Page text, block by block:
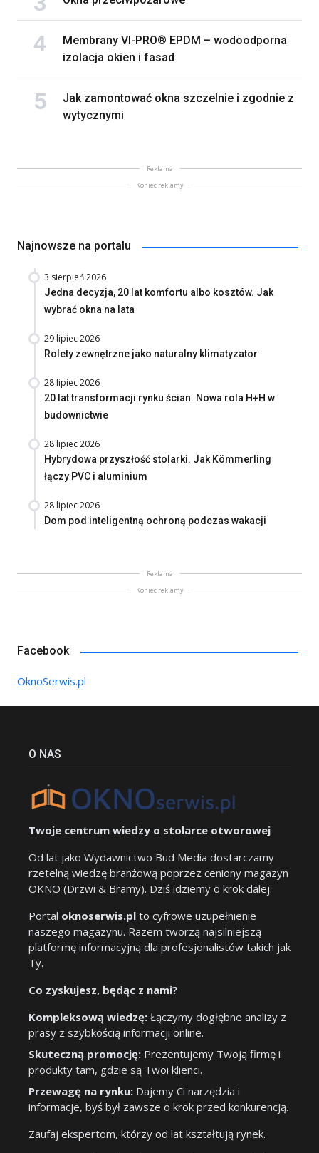
Membrany VI-PRO® EPDM – wodoodporna
izolacja okien i fasad
Jak zamontować okna szczelnie i zgodnie z
wytycznymi
Reklama
Koniec reklamy
Najnowsze na portalu
3 sierpień 2026
Jedna decyzja, 20 lat komfortu albo kosztów. Jak
wybrać okna na lata
29 lipiec 2026
Rolety zewnętrzne jako naturalny klimatyzator
28 lipiec 2026
20 lat transformacji rynku ścian. Nowa rola H+H w
budownictwie
28 lipiec 2026
Hybrydowa przyszłość stolarki. Jak Kömmerling
łączy PVC i aluminium
28 lipiec 2026
Dom pod inteligentną ochroną podczas wakacji
Reklama
Koniec reklamy
Facebook
OknoSerwis.pl
O NAS
Twoje centrum wiedzy o stolarce otworowej
Od lat jako Wydawnictwo Bud Media dostarczamy
rzetelną wiedzę branżową poprzez ceniony magazyn
OKNO (Drzwi & Bramy). Dziś idziemy o krok dalej.
Portal oknoserwis.pl to cyfrowe uzupełnienie
naszego magazynu. Razem tworzą najsilniejszą
platformę informacyjną dla profesjonalistów takich jak
Ty.
Co zyskujesz, będąc z nami?
Kompleksową wiedzę: Łączymy dogłębne analizy z
prasy z szybkością informacji online.
Skuteczną promocję: Prezentujemy Twoją firmę i
produkty tam, gdzie są Twoi klienci.
Przewagę na rynku: Dajemy Ci narzędzia i
informacje, byś był zawsze o krok przed konkurencją.
Zaufaj ekspertom, którzy od lat kształtują rynek.